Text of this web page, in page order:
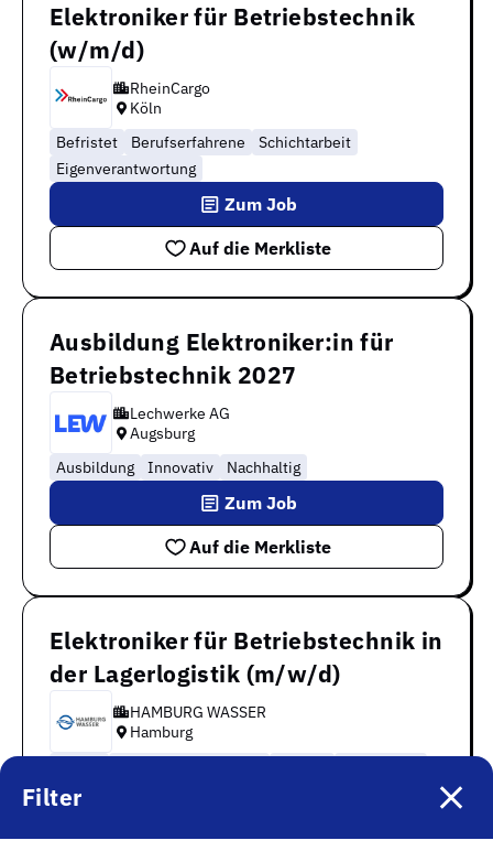
Filter
Elektroniker für Betriebstechnik
(w/m/d)
RheinCargo
Köln
Befristet
Berufserfahrene
Schichtarbeit
Eigenverantwortung
Auf die Merkliste
Zum Job
Ausbildung Elektroniker:in für
Betriebstechnik 2027
Lechwerke AG
Augsburg
Ausbildung
Innovativ Nachhaltig
Auf die Merkliste
Zum Job
Elektroniker für Betriebstechnik in
der Lagerlogistik (m/w/d)
HAMBURG WASSER
Hamburg
Weiterbildung